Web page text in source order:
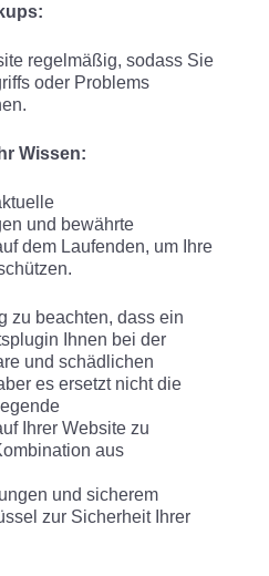
regelmäßig, sodass Sie
oder Problems
Wissen:
und bewährte
dem Laufenden, um Ihre
zu beachten, dass ein
Ihnen bei der
und schädlichen
es ersetzt nicht die
Ihrer Website zu
aus
und sicherem
zur Sicherheit Ihrer